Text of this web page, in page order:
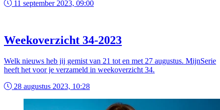
11 september 2023, 09:00
Weekoverzicht 34-2023
Welk nieuws heb jij gemist van 21 tot en met 27 augustus. MijnSerie
heeft het voor je verzameld in weekoverzicht 34.
28 augustus 2023, 10:28